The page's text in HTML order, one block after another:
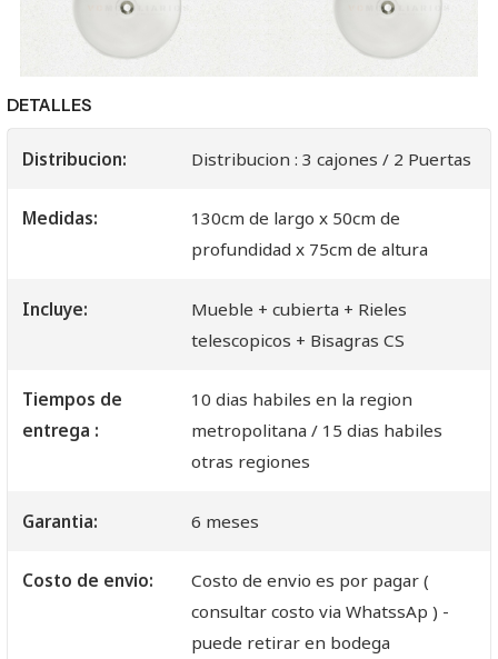
DETALLES
Distribucion: Distribucion : 3 cajones / 2 Puertas
Medidas:
130cm de largo x 50cm de
profundidad x 75cm de altura
Incluye:
Mueble + cubierta + Rieles
telescopicos + Bisagras CS
Tiempos de
entrega :
10 dias habiles en la region
metropolitana / 15 dias habiles
otras regiones
Garantia: 6 meses
Costo de envio:
Costo de envio es por pagar (
consultar costo via WhatssAp ) -
puede retirar en bodega